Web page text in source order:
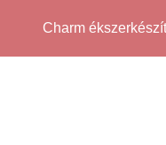
Charm